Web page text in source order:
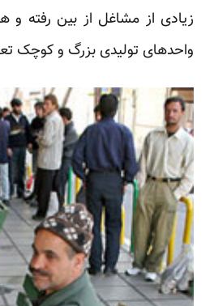
زیادی از مشاغل از بین رفته‌ و
واحد‌های تولیدی بزرگ و کوچک